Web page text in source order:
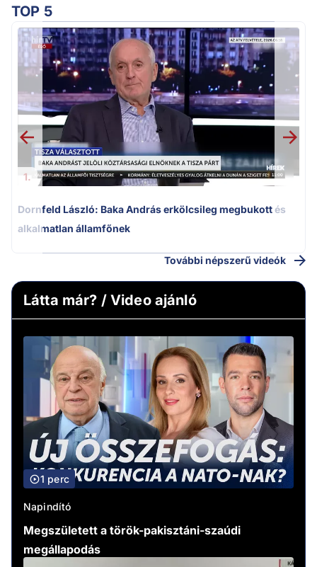
TOP 5
1.
Dornfeld László: Baka András erkölcsileg megbukott és
alkalmatlan államfőnek
További népszerű videók
Látta már? / Video ajánló
1 perc
Napindító
Megszületett a török-pakisztáni-szaúdi
megállapodás